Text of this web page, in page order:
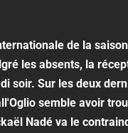
de la
les absents, la
soir. Sur les deux
semble avoir
Nadé va le